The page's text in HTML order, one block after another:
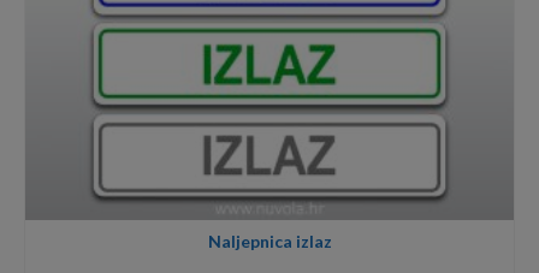
Naljepnica izlaz